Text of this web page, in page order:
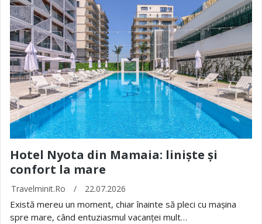
Hotel Nyota din Mamaia: liniște și
confort la mare
Travelminit.ro / 22.07.2026
Există mereu un moment, chiar înainte să pleci cu mașina
spre mare, când entuziasmul vacanței mult…